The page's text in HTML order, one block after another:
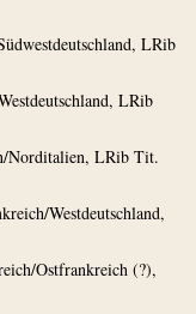
LRib
LRib
Norditalien, LRib Tit.
Westdeutschland,
Ostfrankreich (?),